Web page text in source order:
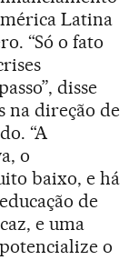
Latina
“Só o fato
disse
na direção de
“A
o
baixo, e há
de
e uma
o